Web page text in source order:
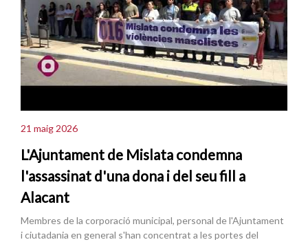
21 maig 2026
L'Ajuntament de Mislata condemna
l'assassinat d'una dona i del seu fill a
Alacant
Membres de la corporació municipal, personal de l'Ajuntament
i ciutadania en general s'han concentrat a les portes del